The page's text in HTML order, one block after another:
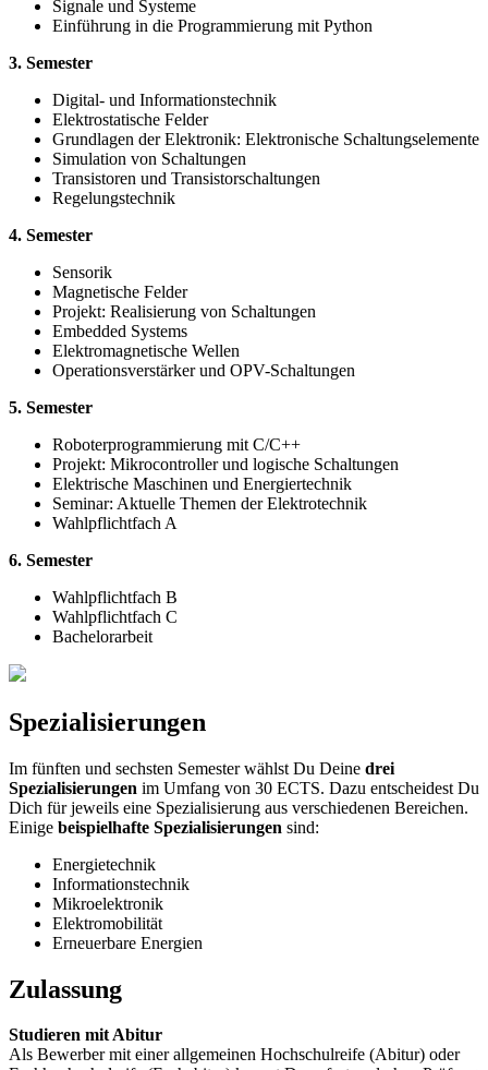
Signale und Systeme
Einführung in die Programmierung mit Python
3. Semester
Digital- und Informationstechnik
Elektrostatische Felder
Grundlagen der Elektronik: Elektronische Schaltungselemente
Simulation von Schaltungen
Transistoren und Transistorschaltungen
Regelungstechnik
4. Semester
Sensorik
Magnetische Felder
Projekt: Realisierung von Schaltungen
Embedded Systems
Elektromagnetische Wellen
Operationsverstärker und OPV-Schaltungen
5. Semester
Roboterprogrammierung mit C/C++
Projekt: Mikrocontroller und logische Schaltungen
Elektrische Maschinen und Energiertechnik
Seminar: Aktuelle Themen der Elektrotechnik
Wahlpflichtfach A
6. Semester
Wahlpflichtfach B
Wahlpflichtfach C
Bachelorarbeit
Spezialisierungen
Im fünften und sechsten Semester wählst Du Deine drei
Spezialisierungen im Umfang von 30 ECTS. Dazu entscheidest Du
Dich für jeweils eine Spezialisierung aus verschiedenen Bereichen.
Einige beispielhafte Spezialisierungen sind:
Energietechnik
Informationstechnik
Mikroelektronik
Elektromobilität
Erneuerbare Energien
Zulassung
Studieren mit Abitur
Als Bewerber mit einer allgemeinen Hochschulreife (Abitur) oder